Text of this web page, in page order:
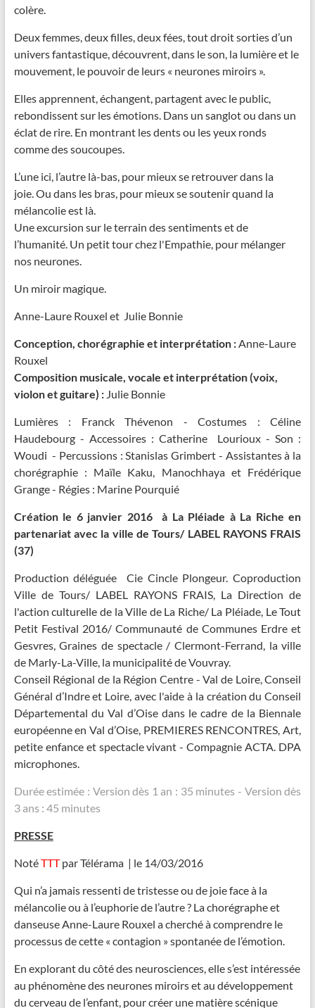
colère.
Deux femmes, deux filles, deux fées, tout droit sorties d’un
univers fantastique, découvrent, dans le son, la lumière et le
mouvement, le pouvoir de leurs « neurones miroirs ».
Elles apprennent, échangent, partagent avec le public,
rebondissent sur les émotions. Dans un sanglot ou dans un
éclat de rire. En montrant les dents ou les yeux ronds
comme des soucoupes.
L’une ici, l’autre là-bas, pour mieux se retrouver dans la
joie. Ou dans les bras, pour mieux se soutenir quand la
mélancolie est là.
Une excursion sur le terrain des sentiments et de
l’humanité. Un petit tour chez l'Empathie, pour mélanger
nos neurones.
Un miroir magique.
Anne-Laure Rouxel et Julie Bonnie
Conception, chorégraphie et interprétation :Anne-Laure
Rouxel
Composition musicale, vocale et interprétation (voix,
violon et guitare) : Julie Bonnie
Lumières : Franck Thévenon - Costumes : Céline
Haudebourg - Accessoires : Catherine Lourioux - Son :
Woudi - Percussions : Stanislas Grimbert - Assistantes à la
chorégraphie : Maïle Kaku, Manochhaya et Frédérique
Grange - Régies : Marine Pourquié
Création le 6 janvier 2016 à La Pléiade à La Riche en
partenariat avec la ville de Tours/ LABEL RAYONS FRAIS
(37)
Production déléguée Cie Cincle Plongeur. Coproduction
Ville de Tours/ LABEL RAYONS FRAIS, La Direction de
l'action culturelle de la Ville de La Riche/ La Pléiade, Le Tout
Petit Festival 2016/ Communauté de Communes Erdre et
Gesvres, Graines de spectacle / Clermont-Ferrand, la ville
de Marly-La-Ville, la municipalité de Vouvray.
Conseil Régional de la Région Centre - Val de Loire, Conseil
Général d’Indre et Loire, avec l'aide à la création du Conseil
Départemental du Val d’Oise dans le cadre de la Biennale
européenne en Val d’Oise, PREMIERES RENCONTRES, Art,
petite enfance et spectacle vivant - Compagnie ACTA. DPA
microphones.
Durée estimée : Version dès 1 an : 35 minutes - Version dès
3 ans : 45 minutes
PRESSE
NotéTTTpar Télérama | le 14/03/2016
Qui n’a jamais ressenti de tristesse ou de joie face à la
mélancolie ou à l’euphorie de l’autre ? La chorégraphe et
danseuse Anne-Laure Rouxel a cherché à comprendre le
processus de cette « contagion » spontanée de l’émotion.
En explorant du côté des neurosciences, elle s’est intéressée
au phénomène des neurones miroirs et au développement
du cerveau de l’enfant, pour créer une matière scénique